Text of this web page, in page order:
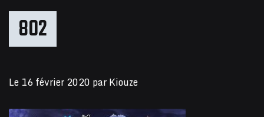
802
Le 16 février 2020 parKiouze